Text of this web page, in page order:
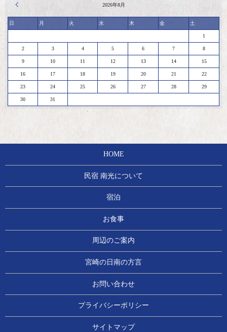
2026年8月
日 月 火 水 木 金 土
1
2 3 4 5 6 7 8
9 10 11 12 13 14 15
16 17 18 19 20 21 22
23 24 25 26 27 28 29
30 31
HOME
民宿 南光について
宿泊
お食事
周辺のご案内
宮崎の日南の方言
お問い合わせ
プライバシーポリシー
サイトマップ